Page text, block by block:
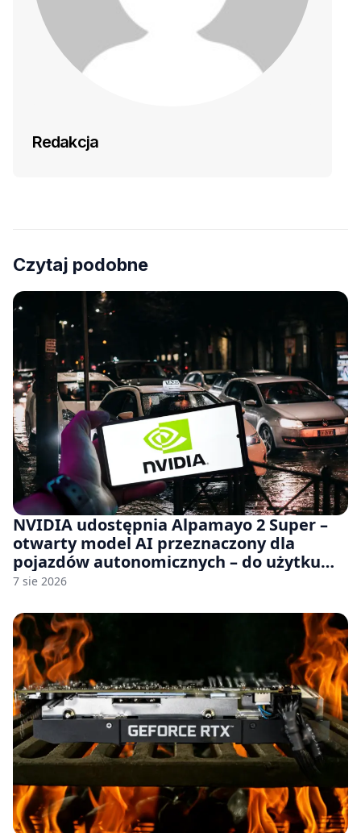
Redakcja
Czytaj podobne
NVIDIA udostępnia Alpamayo 2 Super –
otwarty model AI przeznaczony dla
pojazdów autonomicznych – do użytku
komercyjnego
7 sie 2026